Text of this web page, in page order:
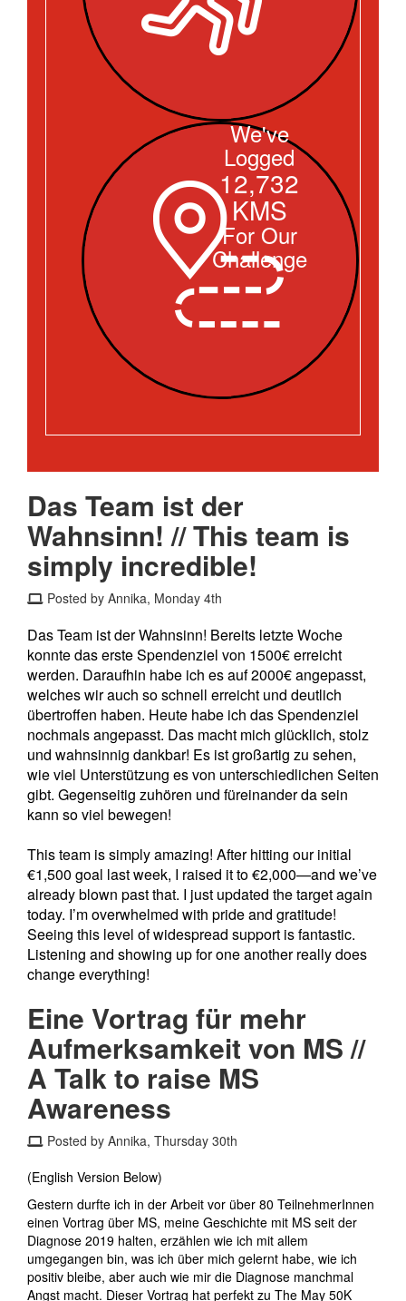
We've
Logged
12,732
KMS
For Our
Challenge
Das Team ist der
Wahnsinn! // This team is
simply incredible!
Posted by Annika, Monday 4th
Das Team ist der Wahnsinn! Bereits letzte Woche
konnte das erste Spendenziel von 1500€ erreicht
werden. Daraufhin habe ich es auf 2000€ angepasst,
welches wir auch so schnell erreicht und deutlich
übertroffen haben. Heute habe ich das Spendenziel
nochmals angepasst. Das macht mich glücklich, stolz
und wahnsinnig dankbar! Es ist großartig zu sehen,
wie viel Unterstützung es von unterschiedlichen Seiten
gibt. Gegenseitig zuhören und füreinander da sein
kann so viel bewegen!
This team is simply amazing! After hitting our initial
€1,500 goal last week, I raised it to €2,000—and we’ve
already blown past that. I just updated the target again
today. I’m overwhelmed with pride and gratitude!
Seeing this level of widespread support is fantastic.
Listening and showing up for one another really does
change everything!
Eine Vortrag für mehr
Aufmerksamkeit von MS //
A Talk to raise MS
Awareness
Posted by Annika, Thursday 30th
(English Version Below)
Gestern durfte ich in der Arbeit vor über 80 TeilnehmerInnen
einen Vortrag über MS, meine Geschichte mit MS seit der
Diagnose 2019 halten, erzählen wie ich mit allem
umgegangen bin, was ich über mich gelernt habe, wie ich
positiv bleibe, aber auch wie mir die Diagnose manchmal
Angst macht. Dieser Vortrag hat perfekt zu The May 50K